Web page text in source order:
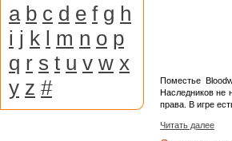
Поместье
Наследников не
права. В игре
Читать далее
a b c d e f g h
i j k l m n o p
q r s t u v w x
y z #